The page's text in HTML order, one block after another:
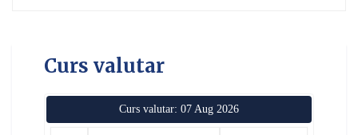
Curs valutar
Curs valutar: 07 Aug 2026